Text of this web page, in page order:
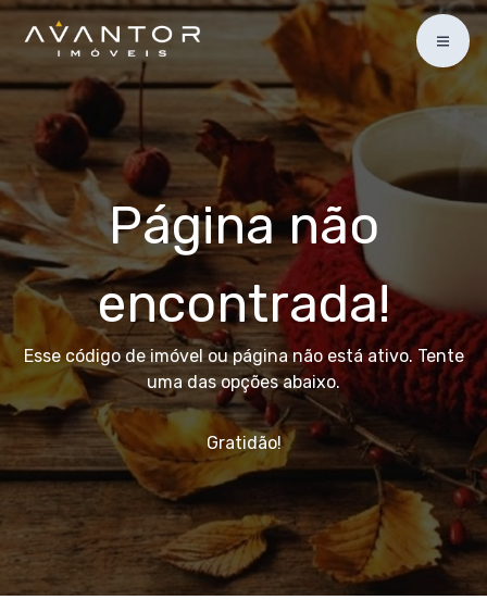
Página não
encontrada!
Esse código de imóvel ou página não está ativo. Tente
uma das opções abaixo.
Gratidão!